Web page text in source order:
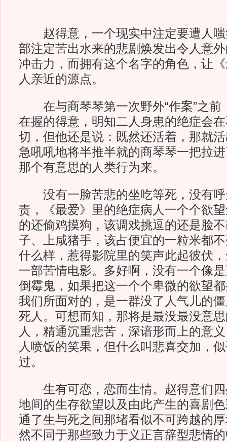
赵得意，一个现实中注定要遭人嗤
部注定苦出水来的悲剧焕发出令人意
冲击力，而拥有这个名字的角色，让
人亲近的源点。
在与商琴琴第一次野外“作案”之前
在握的得意，明知二人身患的绝症会
切，但他还是说：既然还活着，那就
急吼吼地将半推半就的商琴琴一把拉
那个有意思的人类行为来。
没有一脸苦悲的坐吃等死，没有呼
责，《最爱》里的绝症病人一个个欲
的还偷鸡摸狗，该调戏挑逗的还是脸
子、上咸猪手，该占便宜的一粒米都
什么样，惹得影院里的笑声此起彼伏
一部苦情电影。多好啊，没有一个像
倒霉鬼，如果把这一个个卑微的欲望
我们所面对的，是一群没了人气儿的
死人。可想而知，那将是最没最没意
人，精通沉重悲苦，深谙形而上的意
人喷饭的笑果，但什么叫悲喜交加，
过。
生有可恋，恋而生情。赵得意们四
地间的生存欲望以及由此产生的喜剧
通了生与死之间那堵看似不可跨越的
然不同于那些致力于义正言辞型悲情